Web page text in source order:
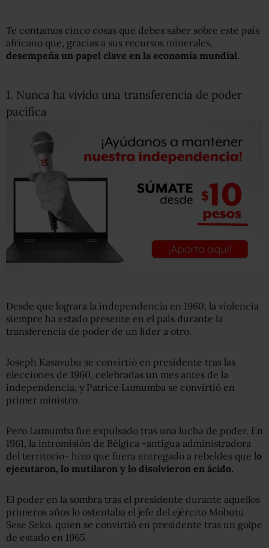
Te contamos cinco cosas que debes saber sobre este país
africano que, gracias a sus recursos minerales,
desempeña un papel clave en la economía mundial.
1. Nunca ha vivido una transferencia de poder
pacífica
Desde que lograra la independencia en 1960, la violencia
siempre ha estado presente en el país durante la
transferencia de poder de un líder a otro.
Joseph Kasavubu se convirtió en presidente tras las
elecciones de 1960, celebradas un mes antes de la
independencia, y Patrice Lumumba se convirtió en
primer ministro.
Pero Lumumba fue expulsado tras una lucha de poder. En
1961, la intromisión de Bélgica -antigua administradora
del territorio- hizo que fuera entregado a rebeldes que lo
ejecutaron, lo mutilaron y lo disolvieron en ácido.
El poder en la sombra tras el presidente durante aquellos
primeros años lo ostentaba el jefe del ejército Mobutu
Sese Seko, quien se convirtió en presidente tras un golpe
de estado en 1965.